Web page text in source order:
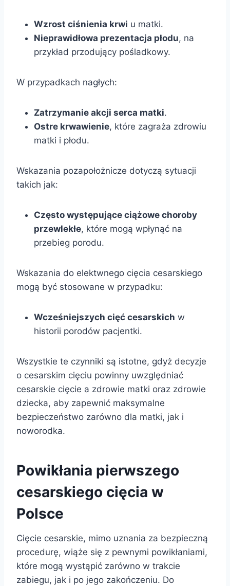
Wzrost ciśnienia krwi u matki.
Nieprawidłowa prezentacja płodu, na
przykład przodujący pośladkowy.
W przypadkach nagłych:
Zatrzymanie akcji serca matki.
Ostre krwawienie, które zagraża zdrowiu
matki i płodu.
Wskazania pozapołożnicze dotyczą sytuacji
takich jak:
Często występujące ciążowe choroby
przewlekłe, które mogą wpłynąć na
przebieg porodu.
Wskazania do elektwnego cięcia cesarskiego
mogą być stosowane w przypadku:
Wcześniejszych cięć cesarskich w
historii porodów pacjentki.
Wszystkie te czynniki są istotne, gdyż decyzje
o cesarskim cięciu powinny uwzględniać
cesarskie cięcie a zdrowie matki oraz zdrowie
dziecka, aby zapewnić maksymalne
bezpieczeństwo zarówno dla matki, jak i
noworodka.
Powikłania pierwszego
cesarskiego cięcia w
Polsce
Cięcie cesarskie, mimo uznania za bezpieczną
procedurę, wiąże się z pewnymi powikłaniami,
które mogą wystąpić zarówno w trakcie
zabiegu, jak i po jego zakończeniu. Do